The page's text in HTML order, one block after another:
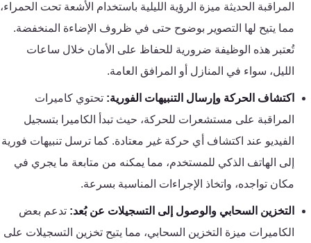
المراقبة الحديثة ميزة الرؤية الليلية باستخدام الأشعة تحت الحمراء،
مما يتيح لها التصوير بوضوح حتى في ظروف الإضاءة المنخفضة.
تُعتبر هذه الوظيفة ضرورية للحفاظ على الأمان خلال ساعات
الليل، سواء في المنازل أو المرافق العامة.
اكتشاف الحركة وإرسال التنبيهات الفورية:تحتوي كاميرات
المراقبة على مستشعرات للحركة، حيث تبدأ الكاميرا بتسجيل
الفيديو عند اكتشاف أي حركة غير معتادة. كما ترسل تنبيهات فورية
إلى الهاتف الذكي للمستخدم، مما يمكنه من متابعة ما يجري في
مكان تواجده، واتخاذ الإجراءات المناسبة بسرعة.
التخزين السحابي والوصول إلى التسجيلات عن بُعد:تدعم بعض
الكاميرات ميزة التخزين السحابي، مما يتيح تخزين التسجيلات على